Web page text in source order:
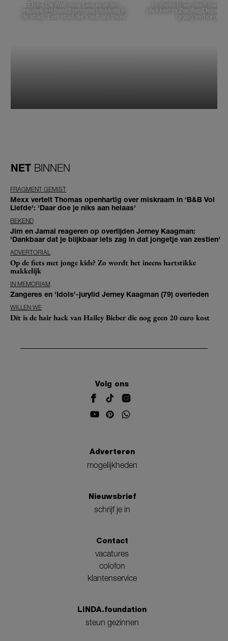
Elske DeWall over Leeuwarden,
muziek en haar favoriete plekken in
de stad: 'Een stad die voelt als thuis'
Isabelle Boer deelt haar
plekken in Zwolle: 'Deze
graag verborgen'
NET BINNEN
FRAGMENT GEMIST
Mexx vertelt Thomas openhartig over miskraam in 'B&B Vol
Liefde': 'Daar doe je niks aan helaas'
BEKEND
Jim en Jamai reageren op overlijden Jerney Kaagman:
'Dankbaar dat je blijkbaar iets zag in dat jongetje van zestien'
ADVERTORIAL
Op de fiets met jonge kids? Zo wordt het ineens hartstikke
makkelijk
IN MEMORIAM
Zangeres en 'Idols'-jurylid Jerney Kaagman (79) overleden
WILLEN WE
Dít is de hair hack van Hailey Bieber die nog geen 20 euro kost
Volg ons
Adverteren
mogelijkheden
Nieuwsbrief
schrijf je in
Contact
vacatures
colofon
klantenservice
LINDA.foundation
steun gezinnen